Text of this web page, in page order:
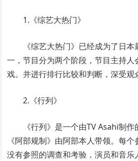
1.《综艺大热门》
《综艺大热门》已经成为了日
一，节目分为两个阶段，节目主持
戏。并进行排行比较和判断，深受观
2.《行列》
《行列》是一个由TV Asahi制
《阿部规制》由阿部本人带领。每
没有参照的调查和考验，演员和音